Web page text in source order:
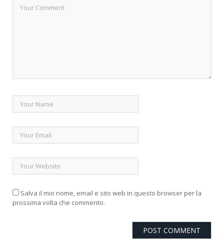
Salva il mio nome, email e sito web in questo browser per la
prossima volta che commento.